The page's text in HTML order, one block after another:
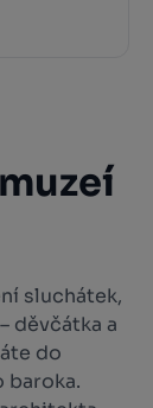
sluchátek,
děvčátka a
do
baroka.